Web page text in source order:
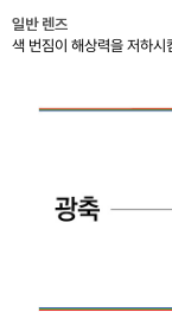
일반 렌즈
색 번짐이 해상력을 저하시